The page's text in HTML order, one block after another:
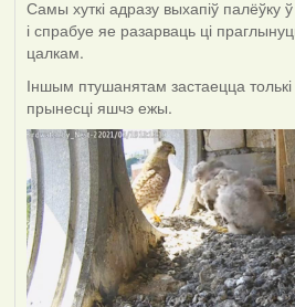
Самы хуткі адразу выхапіў палёўку ў
і спрабуе яе разарваць ці
цалкам.
Іншым птушанятам застаецца толькі
прынесці яшчэ ежы.